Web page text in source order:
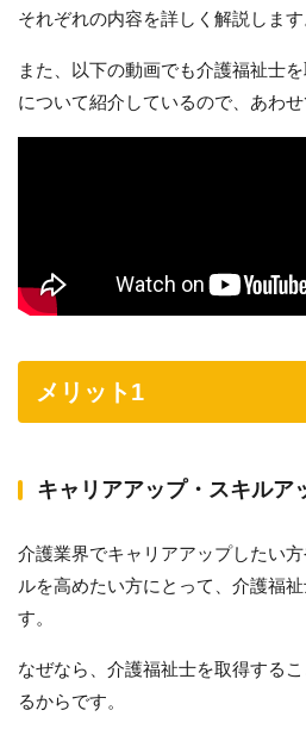
それぞれの内容を詳しく解説します
また、以下の動画でも介護福祉士
について紹介しているので、あわせ
メリット1
キャリアアップ・スキルア
介護業界でキャリアアップしたい
ルを高めたい方にとって、介護福
す。
なぜなら、介護福祉士を取得する
るからです。